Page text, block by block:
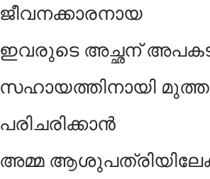
ജീവനക്കാരനായ
ഇവരുടെ അച്ഛന്
സഹായത്തിനായി
പരിചരിക്കാൻ
അമ്മ